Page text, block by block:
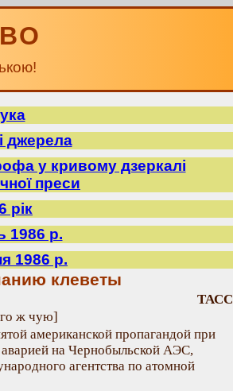
джерела
у кривому дзеркалі
преси
рік
1986 р.
1986 р.
клеветы
ТАСС
ж чую]
американской пропагандой при
аварией на Чернобыльской АЭС,
агентства по атомной